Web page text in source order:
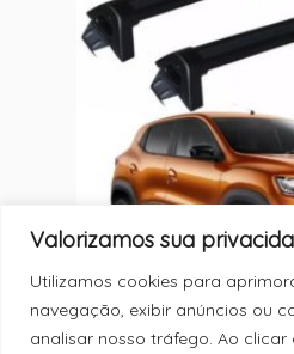
Valorizamos sua
Utilizamos cookies para
navegação, exibir anúncios ou
analisar nosso tráfego. Ao clicar
RACK KWID 17/
MC: 89530